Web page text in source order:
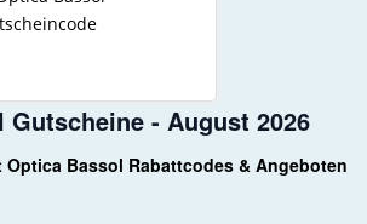
- August 2026
Optica Bassol Rabattcodes & Angeboten